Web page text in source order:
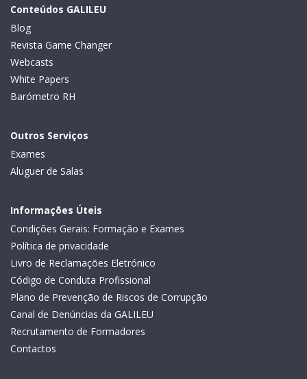
Conteúdos GALILEU
Blog
Revista Game Changer
Webcasts
White Papers
Barómetro RH
Outros Serviços
Exames
Aluguer de Salas
Informações Úteis
Condições Gerais: Formação e Exames
Política de privacidade
Livro de Reclamações Eletrónico
Código de Conduta Profissional
Plano de Prevenção de Riscos de Corrupção
Canal de Denúncias da GALILEU
Recrutamento de Formadores
Contactos